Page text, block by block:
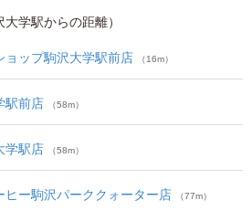
学駅からの距離）
ョップ駒沢大学駅前店 （16m）
駅前店 （58m）
駅店 （58m）
ヒー駒沢パーククォーター店 （77m）